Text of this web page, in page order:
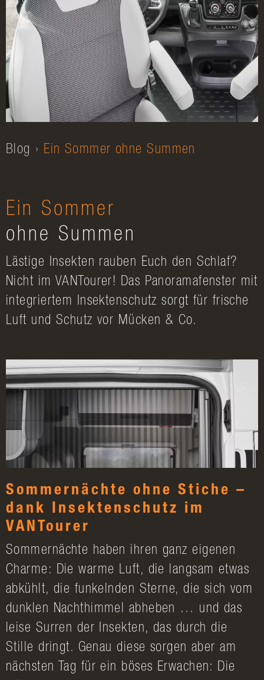
Blog Ein Sommer ohne Summen
Ein Sommer
ohne Summen
Lästige Insekten rauben Euch den Schlaf?
Nicht im VANTourer! Das Panoramafenster mit
integriertem Insektenschutz sorgt für frische
Luft und Schutz vor Mücken & Co.
Sommernächte ohne Stiche –
dank Insektenschutz im
VANTourer
Sommernächte haben ihren ganz eigenen
Charme: Die warme Luft, die langsam etwas
abkühlt, die funkelnden Sterne, die sich vom
dunklen Nachthimmel abheben … und das
leise Surren der Insekten, das durch die
Stille dringt. Genau diese sorgen aber am
nächsten Tag für ein böses Erwachen: Die